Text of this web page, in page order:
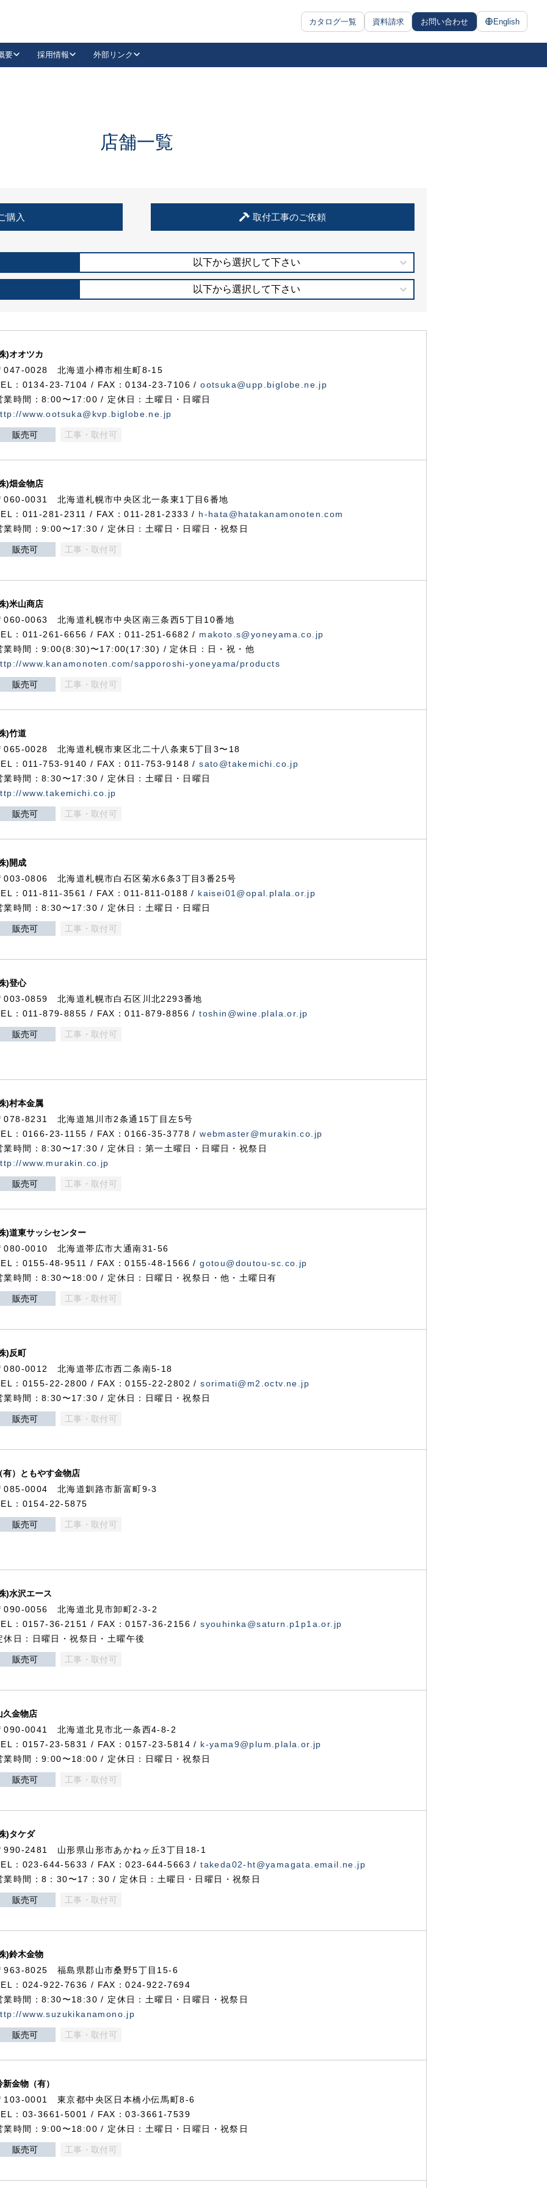
カタログ一覧 資料請求 お問い合わせ English
抗ウイルス・抗菌製品
要 採用情報 外部リンク
LinkedIn
住宅使用部材標準化推進協議会
店舗一覧
購入 取付工事のご依頼
以下から選択して下さい
以下から選択して下さい
)オオツカ
047-0028 北海道小樽市相生町8-15
：0134-23-7104 / FAX：0134-23-7106 /ootsuka@upp.biglobe.ne.jp
業時間：8:00〜17:00 / 定休日：土曜日・日曜日
www.ootsuka@kvp.biglobe.ne.jp
販売可 工事・取付可
)畑金物店
060-0031 北海道札幌市中央区北一条東1丁目6番地
：011-281-2311 / FAX：011-281-2333 / h-hata@hatakanamonoten.com
業時間：9:00〜17:30 / 定休日：土曜日・日曜日・祝祭日
販売可 工事・取付可
)米山商店
060-0063 北海道札幌市中央区南三条西5丁目10番地
：011-261-6656 / FAX：011-251-6682 / makoto.s@yoneyama.co.jp
業時間：9:00(8:30)〜17:00(17:30) / 定休日：日・祝・他
www.kanamonoten.com/sapporoshi-yoneyama/products
販売可 工事・取付可
)竹道
065-0028 北海道札幌市東区北二十八条東5丁目3〜18
：011-753-9140 / FAX：011-753-9148 /sato@takemichi.co.jp
業時間：8:30〜17:30 / 定休日：土曜日・日曜日
www.takemichi.co.jp
販売可 工事・取付可
)開成
003-0806 北海道札幌市白石区菊水6条3丁目3番25号
：011-811-3561 / FAX：011-811-0188 / kaisei01@opal.plala.or.jp
業時間：8:30〜17:30 / 定休日：土曜日・日曜日
販売可 工事・取付可
)登心
003-0859 北海道札幌市白石区川北2293番地
：011-879-8855 / FAX：011-879-8856 /toshin@wine.plala.or.jp
販売可 工事・取付可
)村本金属
078-8231 北海道旭川市2条通15丁目左5号
：0166-23-1155 / FAX：0166-35-3778 /webmaster@murakin.co.jp
業時間：8:30〜17:30 / 定休日：第一土曜日・日曜日・祝祭日
www.murakin.co.jp
販売可 工事・取付可
)道東サッシセンター
080-0010 北海道帯広市大通南31-56
：0155-48-9511 / FAX：0155-48-1566 /gotou@doutou-sc.co.jp
業時間：8:30〜18:00 / 定休日：日曜日・祝祭日・他・土曜日有
販売可 工事・取付可
)反町
080-0012 北海道帯広市西二条南5-18
：0155-22-2800 / FAX：0155-22-2802 /sorimati@m2.octv.ne.jp
業時間：8:30〜17:30 / 定休日：日曜日・祝祭日
販売可 工事・取付可
有）ともやす金物店
085-0004 北海道釧路市新富町9-3
：0154-22-5875
販売可 工事・取付可
)水沢エース
090-0056 北海道北見市卸町2-3-2
：0157-36-2151 / FAX：0157-36-2156 /syouhinka@saturn.p1p1a.or.jp
休日：日曜日・祝祭日・土曜午後
販売可 工事・取付可
久金物店
090-0041 北海道北見市北一条西4-8-2
：0157-23-5831 / FAX：0157-23-5814 / k-yama9@plum.plala.or.jp
業時間：9:00〜18:00 / 定休日：日曜日・祝祭日
販売可 工事・取付可
)タケダ
990-2481 山形県山形市あかねヶ丘3丁目18-1
：023-644-5633 / FAX：023-644-5663 /takeda02-ht@yamagata.email.ne.jp
業時間：8：30〜17：30 / 定休日：土曜日・日曜日・祝祭日
販売可 工事・取付可
)鈴木金物
963-8025 福島県郡山市桑野5丁目15-6
：024-922-7636 / FAX：024-922-7694
業時間：8:30〜18:30 / 定休日：土曜日・日曜日・祝祭日
www.suzukikanamono.jp
販売可 工事・取付可
新金物（有）
103-0001 東京都中央区日本橋小伝馬町8-6
：03-3661-5001 / FAX：03-3661-7539
業時間：9:00〜18:00 / 定休日：土曜日・日曜日・祝祭日
販売可 工事・取付可